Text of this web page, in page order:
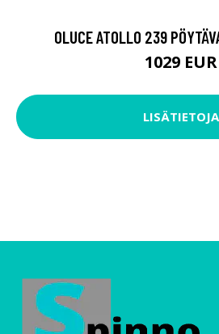
OLUCE ATOLLO 239
1029 EUR
LISÄTIETOJA